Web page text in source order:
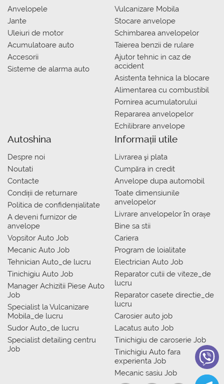
Anvelopele
Jante
Uleiuri de motor
Acumulatoare auto
Accesorii
Sisteme de alarma auto
Vulcanizare Mobila
Stocare anvelope
Schimbarea anvelopelor
Taierea benzii de rulare
Ajutor tehnic in caz de
accident
Asistenta tehnica la blocare
Alimentarea cu combustibil
Pornirea acumulatorului
Repararea anvelopelor
Echilibrare anvelope
Autoshina
Despre noi
Noutati
Contacte
Condiții de returnare
Politica de confidențialitate
A deveni furnizor de
anvelope
Vopsitor Auto Job
Mecanic Auto Job
Tehnician Auto_de lucru
Tinichigiu Auto Job
Manager Achizitii Piese Auto
Job
Specialist la Vulcanizare
Mobila_de lucru
Sudor Auto_de lucru
Specialist detailing centru
Job
Informații utile
Livrarea şi plata
Сumpăra in credit
Anvelope dupa automobil
Toate dimensiunile
anvelopelor
Livrare anvelopelor în orașe
Bine sa stii
Cariera
Program de loialitate
Electrician Auto Job
Reparator cutii de viteze_de
lucru
Reparator casete directie_de
lucru
Carosier auto job
Lacatus auto Job
Tinichigiu de caroserie Job
Tinichigiu Auto fara
experienta Job
Mecanic sasiu Job